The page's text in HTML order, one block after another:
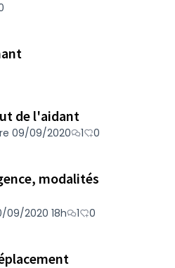
de l'aidant
09/09/2020 1 0
modalités
09/2020 18h 1 0